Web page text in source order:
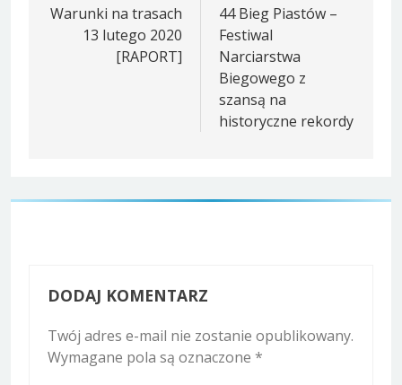
wpisu
Warunki na trasach
13 lutego 2020
[RAPORT]
44 Bieg Piastów –
Festiwal
Narciarstwa
Biegowego z
szansą na
historyczne rekordy
DODAJ KOMENTARZ
Twój adres e-mail nie zostanie opublikowany.
Wymagane pola są oznaczone *